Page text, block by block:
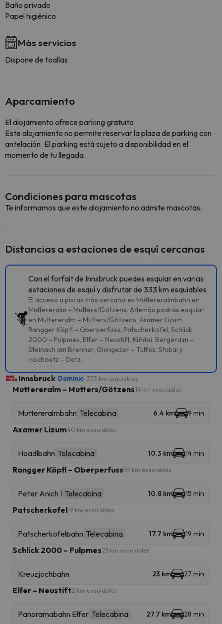
Baño privado
Papel higiénico
Más servicios
Dispone de toallas
Aparcamiento
El alojamiento ofrece parking gratuito
Este alojamiento no permite reservar la plaza de parking con
antelación. El parking está sujeto a disponibilidad en el
momento de tu llegada.
Condiciones para mascotas
Te informamos que este alojamiento no admite mascotas.
Distancias a estaciones de esquí cercanas
Con el forfait de Innsbruck puedes esquiar en varias
estaciones de esquí y disfrutar de 333 km esquiables
El acceso a pistas más cercano es Muttereralmbahn en
Muttereralm – Mutters/Götzens. Además podrás esquiar
en Muttereralm – Mutters/Götzens, Axamer Lizum,
Rangger Köpfl – Oberperfuss, Patscherkofel, Schlick
2000 – Fulpmes, Elfer – Neustift, Kühtai, Bergeralm –
Steinach am Brenner, Glungezer – Tulfes, Stubai y
Hochoetz - Oetz.
Innsbruck Dominio 333 km esquiables
Muttereralm – Mutters/Götzens16 km esquiables
Muttereralmbahn Telecabina 6.4 km 9 min
Axamer Lizum40 km esquiables
Hoadlbahn Telecabina 10.3 km 14 min
Rangger Köpfl – Oberperfuss10 km esquiables
Peter Anich I Telecabina 10.8 km 15 min
Patscherkofel19 km esquiables
Patscherkofelbahn Telecabina 17.7 km 19 min
Schlick 2000 – Fulpmes 25 km esquiables
Kreuzjochbahn 23 km 27 min
Elfer – Neustift 2 km esquiables
Panoramabahn Elfer Telecabina 27.7 km 28 min